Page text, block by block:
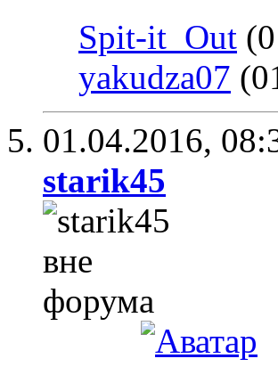
Spit-it_Out
yakudza07
01.04.2016,
starik45